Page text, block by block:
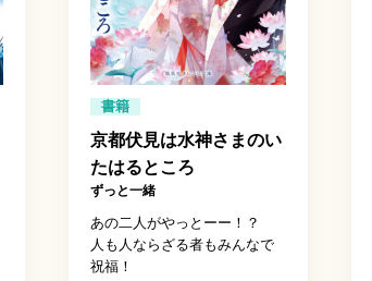
書籍
京都伏見は水神さまのい
たはるところ
ずっと一緒
あの二人がやっとーー！？
人も人ならざる者もみんなで
祝福！